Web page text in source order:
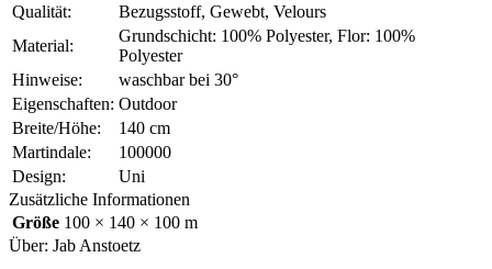
Qualität:
Bezugsstoff, Gewebt, Velours
Material:
Grundschicht: 100% Polyester, Flor: 100%
Polyester
Hinweise:
waschbar bei 30°
Eigenschaften: Outdoor
Breite/Höhe:
140 cm
Martindale:
100000
Design:
Uni
Zusätzliche Informationen
Größe 100 × 140 × 100 m
Über: Jab Anstoetz